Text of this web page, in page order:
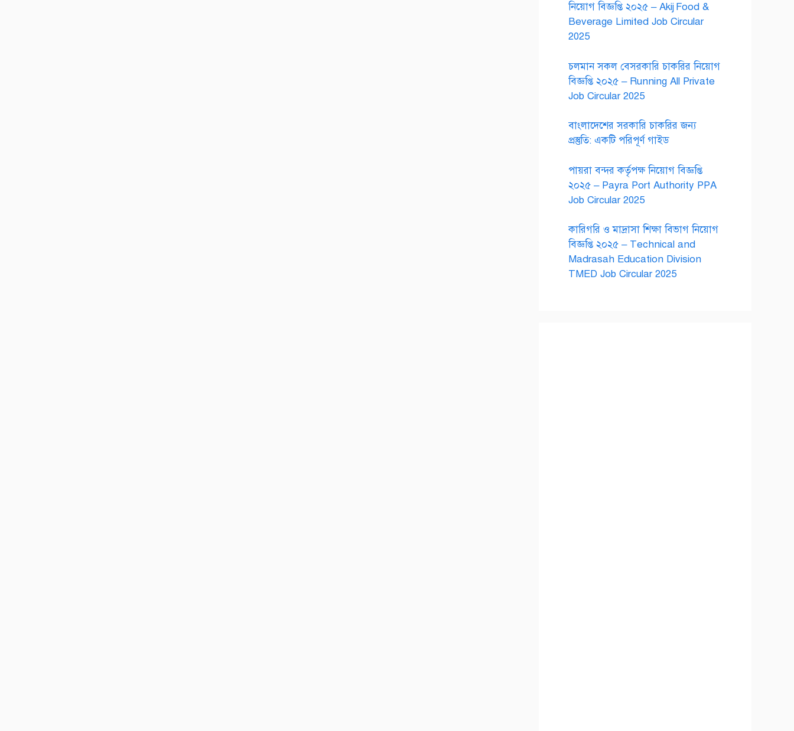
নিয়োগ বিজ্ঞপ্তি ২০২৫ – Akij Food &
Beverage Limited Job Circular
2025
চলমান সকল বেসরকারি চাকরির নিয়োগ
বিজ্ঞপ্তি ২০২৫ – Running All Private
Job Circular 2025
বাংলাদেশের সরকারি চাকরির জন্য
প্রস্তুতি: একটি পরিপূর্ণ গাইড
পায়রা বন্দর কর্তৃপক্ষ নিয়োগ বিজ্ঞপ্তি
২০২৫ – Payra Port Authority PPA
Job Circular 2025
কারিগরি ও মাদ্রাসা শিক্ষা বিভাগ নিয়োগ
বিজ্ঞপ্তি ২০২৫ – Technical and
Madrasah Education Division
TMED Job Circular 2025